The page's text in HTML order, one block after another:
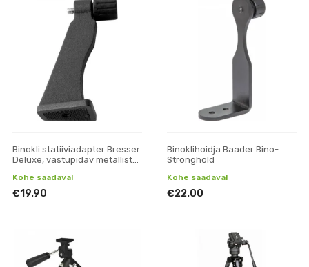
Binokli statiiviadapter Bresser
Deluxe, vastupidav metallist
Kohe saadaval
€19.90
Binoklihoidja Baader Bino-
Stronghold
Kohe saadaval
€22.00